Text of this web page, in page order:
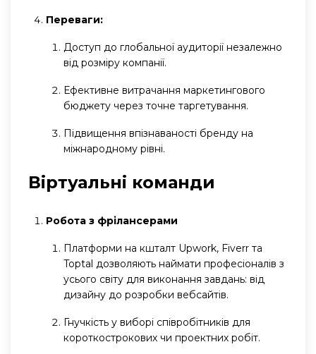
Переваги:
Доступ до глобальної аудиторії незалежно
від розміру компанії.
Ефективне витрачання маркетингового
бюджету через точне таргетування.
Підвищення впізнаваності бренду на
міжнародному рівні.
Віртуальні команди
Робота з фрілансерами
Платформи на кшталт Upwork, Fiverr та
Toptal дозволяють наймати професіоналів з
усього світу для виконання завдань: від
дизайну до розробки вебсайтів.
Гнучкість у виборі співробітників для
короткострокових чи проектних робіт.